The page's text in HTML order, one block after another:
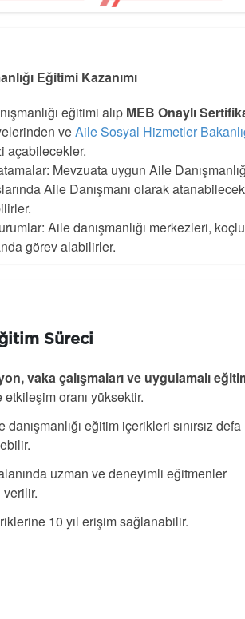
Eğitimi Kazanımı
eğitimi alıp MEB Onaylı
veAile Sosyal Hizmetler
açabilecekler.
Mevzuata uygun Aile
Aile Danışmanı olarak
Aile danışmanlığı merkezleri,
görev alabilirler.
Süreci
vaka çalışmaları ve uygulamalı
oranı yüksektir.
eğitim içerikleri sınırsız defa
uzman ve deneyimli eğitmenler
verilir.
10 yıl erişim sağlanabilir.